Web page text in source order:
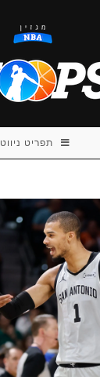
תפריט ניווט